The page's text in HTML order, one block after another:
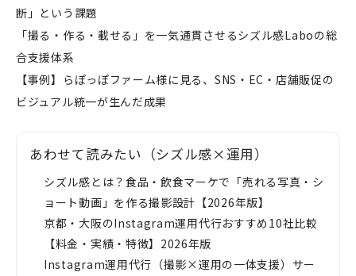
断」という課題
「撮る・作る・載せる」を一気通貫させるシズル感Laboの総
合支援体系
【事例】らぽっぽファーム様に見る、SNS・EC・店舗販促の
ビジュアル統一が生んだ成果
あわせて読みたい（シズル感×運用）
シズル感とは？食品・飲食マーケで「売れる写真・シ
ョート動画」を作る撮影設計【2026年版】
京都・大阪のInstagram運用代行おすすめ10社比較
【料金・実績・特徴】2026年版
Instagram運用代行（撮影×運用の一体支援）サー